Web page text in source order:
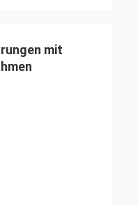
mit